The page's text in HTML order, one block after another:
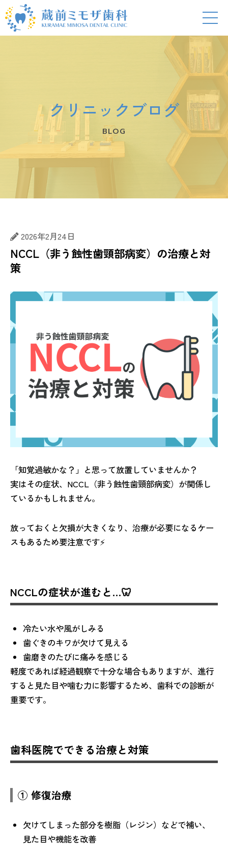
クリニックブログ
BLOG
2026年2月24日
NCCL（非う蝕性歯頸部病変）の治療と対
策
「知覚過敏かな？」と思って放置していませんか？
実はその症状、NCCL（非う蝕性歯頸部病変）が関係し
ているかもしれません。
放っておくと欠損が大きくなり、治療が必要になるケー
スもあるため要注意です⚡
NCCLの症状が進むと…🦷
冷たい水や風がしみる
歯ぐきのキワが欠けて見える
歯磨きのたびに痛みを感じる
軽度であれば経過観察で十分な場合もありますが、進行
すると見た目や噛む力に影響するため、歯科での診断が
重要です。
歯科医院でできる治療と対策
① 修復治療
欠けてしまった部分を樹脂（レジン）などで補い、
見た目や機能を改善